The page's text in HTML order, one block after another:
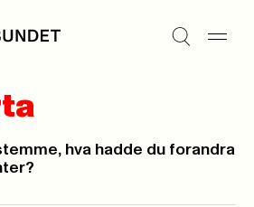
hva hadde du forandra